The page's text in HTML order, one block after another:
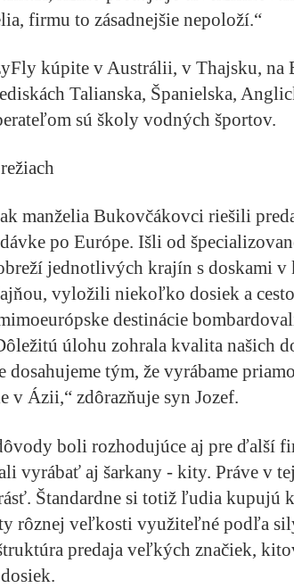
firmu to zásadnejšie nepoloží.“
kúpite v Austrálii, v Thajsku, na
Talianska, Španielska,
sú školy vodných športov.
manželia Bukovčákovci riešili
po Európe. Išli od
jednotlivých krajín s doskami v
vyložili niekoľko dosiek a
destinácie
úlohu zohrala kvalita našich
dosahujeme tým, že vyrábame
v Ázii,“ zdôrazňuje syn Jozef.
boli rozhodujúce aj pre ďalší
vyrábať aj šarkany - kity. Práve v
Štandardne si totiž ľudia kupujú
rôznej veľkosti využiteľné podľa
predaja veľkých značiek,